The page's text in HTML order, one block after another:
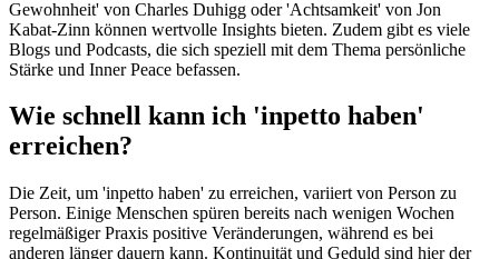
Gewohnheit' von Charles Duhigg oder 'Achtsamkeit' von Jon
Kabat-Zinn können wertvolle Insights bieten. Zudem gibt es viele
Blogs und Podcasts, die sich speziell mit dem Thema persönliche
Stärke und Inner Peace befassen.
Wie schnell kann ich 'inpetto haben'
erreichen?
Die Zeit, um 'inpetto haben' zu erreichen, variiert von Person zu
Person. Einige Menschen spüren bereits nach wenigen Wochen
regelmäßiger Praxis positive Veränderungen, während es bei
anderen länger dauern kann. Kontinuität und Geduld sind hier der